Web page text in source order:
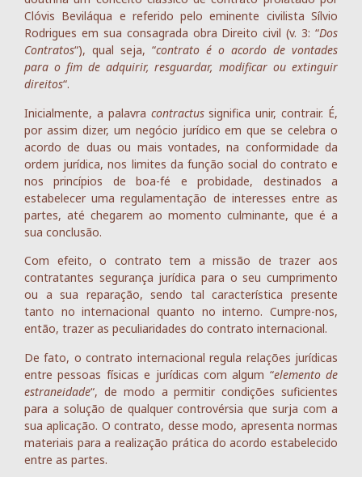
Clóvis Beviláqua e referido pelo eminente civilista Sílvio
Rodrigues em sua consagrada obra Direito civil (v. 3: “Dos
Contratos“), qual seja, “contrato é o acordo de vontades
para o fim de adquirir, resguardar, modificar ou extinguir
direitos“.
Inicialmente, a palavra contractussignifica unir, contrair. É,
por assim dizer, um negócio jurídico em que se celebra o
acordo de duas ou mais vontades, na conformidade da
ordem jurídica, nos limites da função social do contrato e
nos princípios de boa-fé e probidade, destinados a
estabelecer uma regulamentação de interesses entre as
partes, até chegarem ao momento culminante, que é a
sua conclusão.
Com efeito, o contrato tem a missão de trazer aos
contratantes segurança jurídica para o seu cumprimento
ou a sua reparação, sendo tal característica presente
tanto no internacional quanto no interno. Cumpre-nos,
então, trazer as peculiaridades do contrato internacional.
De fato, o contrato internacional regula relações jurídicas
entre pessoas físicas e jurídicas com algum “elemento de
estraneidade“, de modo a permitir condições suficientes
para a solução de qualquer controvérsia que surja com a
sua aplicação. O contrato, desse modo, apresenta normas
materiais para a realização prática do acordo estabelecido
entre as partes.